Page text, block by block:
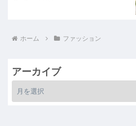
ホーム ファッション
アーカイブ